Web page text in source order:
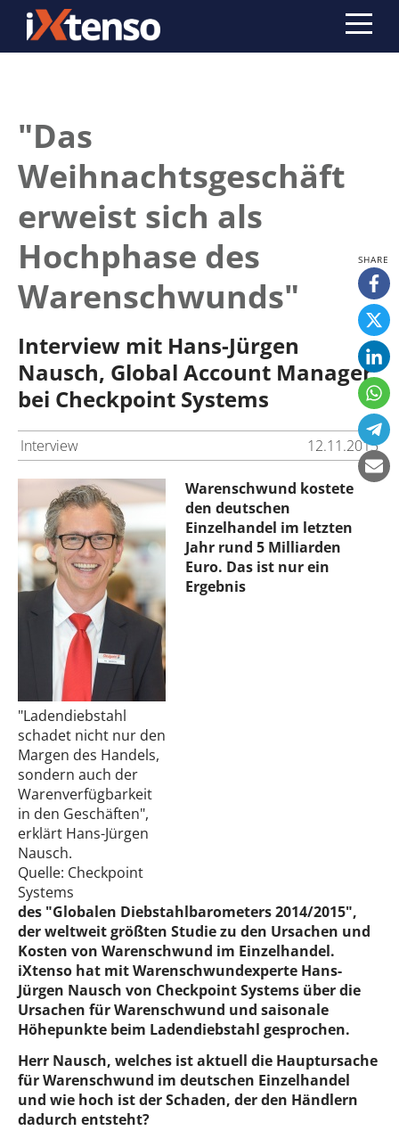
"Das
Weihnachtsgeschäft
erweist sich als
Hochphase des
Warenschwunds"
Interview mit Hans-Jürgen
Nausch, Global Account Manager
bei Checkpoint Systems
Interview 12.11.2015
"Ladendiebstahl
schadet nicht nur den
Margen des Handels,
sondern auch der
Warenverfügbarkeit
in den Geschäften",
erklärt Hans-Jürgen
Nausch.
Quelle: Checkpoint
Systems
Warenschwund kostete
den deutschen
Einzelhandel im letzten
Jahr rund 5 Milliarden
Euro. Das ist nur ein
Ergebnis
des "Globalen Diebstahlbarometers 2014/2015",
der weltweit größten Studie zu den Ursachen und
Kosten von Warenschwund im Einzelhandel.
iXtenso hat mit Warenschwundexperte Hans-
Jürgen Nausch von Checkpoint Systems über die
Ursachen für Warenschwund und saisonale
Höhepunkte beim Ladendiebstahl gesprochen.
Herr Nausch, welches ist aktuell die Hauptursache
für Warenschwund im deutschen Einzelhandel
und wie hoch ist der Schaden, der den Händlern
dadurch entsteht?